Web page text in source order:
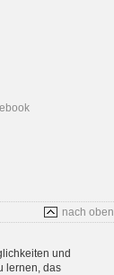
nach oben
und
lernen, das